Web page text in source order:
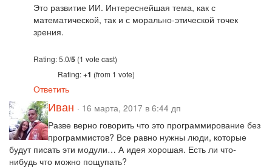
Это развитие ИИ. Интереснейшая тема, как с
математической, так и с морально-этической точек
зрения.
Rating: 5.0/5 (1 vote cast)
Rating:+1 (from 1 vote)
Ответить
Иван · 16 марта, 2017 в 6:44 дп
Разве верно говорить что это программирование без
программистов? Все равно нужны люди, которые
будут писать эти модули… А идея хорошая. Есть ли что-
нибудь что можно пощупать?